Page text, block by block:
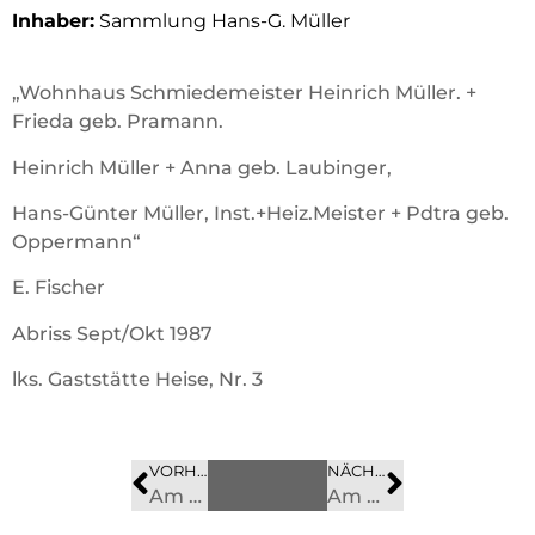
Inhaber: Sammlung Hans-G. Müller
„Wohnhaus Schmiedemeister Heinrich Müller. +
Frieda geb. Pramann.
Heinrich Müller + Anna geb. Laubinger,
Hans-Günter Müller, Inst.+Heiz.Meister + Pdtra geb.
Oppermann“
E. Fischer
Abriss Sept/Okt 1987
lks. Gaststätte Heise, Nr. 3
VORHERIGES
Am Nonnenbach 5
NÄCHSTES
Am Nonnenbach 4.1